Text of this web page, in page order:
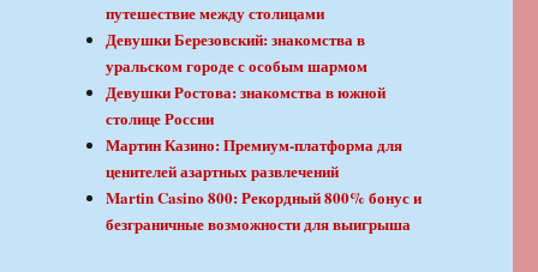
путешествие между столицами
Девушки Березовский: знакомства в
уральском городе с особым шармом
Девушки Ростова: знакомства в южной
столице России
Мартин Казино: Премиум-платформа для
ценителей азартных развлечений
Martin Casino 800: Рекордный 800% бонус и
безграничные возможности для выигрыша